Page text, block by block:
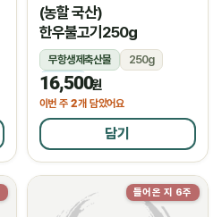
(농할 국산)
한우불고기250g
무항생제축산물
250g
냉장
16,500원
이번 주 2개 담았어요
담기
들어온 지 6주